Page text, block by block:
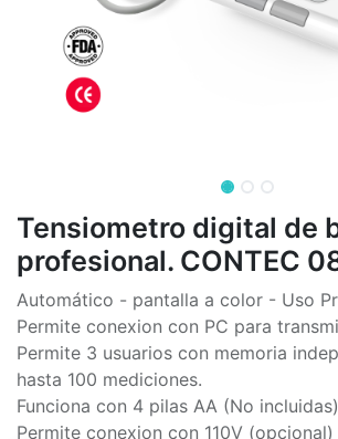
Tensiometro digital de
profesional. CONTEC
Automático - pantalla a color - Uso
Permite conexion con PC para
Permite 3 usuarios con memoria
hasta 100 mediciones.
Funciona con 4 pilas AA (No
Permite conexion con 110V (opcional)